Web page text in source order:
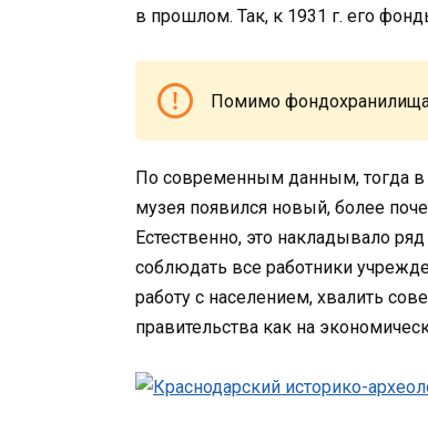
в прошлом. Так, к 1931 г. его
Помимо фондохранилища,
По современным данным, тогда в
музея появился новый, более
Естественно, это накладывало
соблюдать все работники
работу с населением, хвалить
правительства как на